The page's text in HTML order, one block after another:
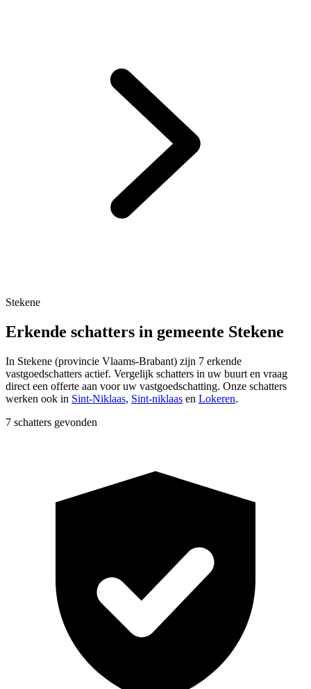
Stekene
Erkende schatters in gemeente Stekene
In Stekene (provincie Vlaams-Brabant) zijn 7 erkende
vastgoedschatters actief. Vergelijk schatters in uw buurt en vraag
direct een offerte aan voor uw vastgoedschatting. Onze schatters
werken ook in Sint-Niklaas, Sint-niklaas en Lokeren.
7 schatters gevonden